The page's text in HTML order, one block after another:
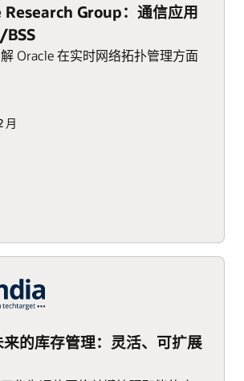
Group：通信应用
BSS
Oracle 在实时网络拓扑管理方面
月
的库存管理：灵活、可扩展